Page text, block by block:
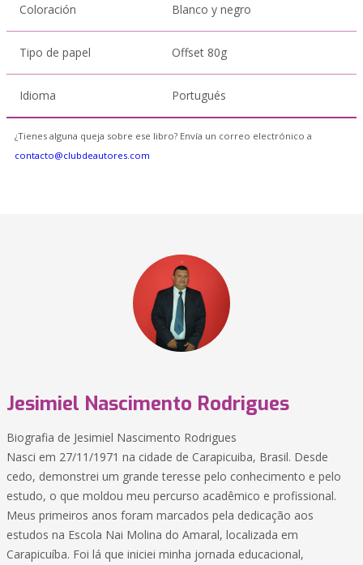
Coloración Blanco y negro
Tipo de papel Offset 80g
Idioma Portugués
¿Tienes alguna queja sobre ese libro? Envía un correo electrónico a
contacto@clubdeautores.com
Jesimiel Nascimento Rodrigues
Biografia de Jesimiel Nascimento Rodrigues
Nasci em 27/11/1971 na cidade de Carapicuiba, Brasil. Desde
cedo, demonstrei um grande teresse pelo conhecimento e pelo
estudo, o que moldou meu percurso acadêmico e profissional.
Meus primeiros anos foram marcados pela dedicação aos
estudos na Escola Nai Molina do Amaral, localizada em
Carapicuíba. Foi lá que iniciei minha jornada educacional,